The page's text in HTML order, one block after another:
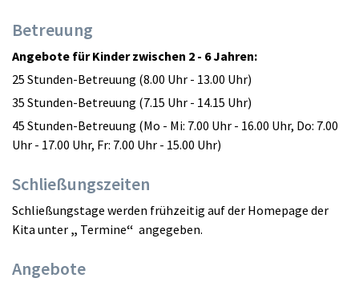
Betreuung
Angebote für Kinder zwischen 2 - 6 Jahren:
25 Stunden-Betreuung (8.00 Uhr - 13.00 Uhr)
35 Stunden-Betreuung (7.15 Uhr - 14.15 Uhr)
45 Stunden-Betreuung (Mo - Mi: 7.00 Uhr - 16.00 Uhr, Do: 7.00
Uhr - 17.00 Uhr, Fr: 7.00 Uhr - 15.00 Uhr)
Schließungszeiten
Schließungstage werden frühzeitig auf der Homepage der
Kita unter „ Termine“ angegeben.
Angebote